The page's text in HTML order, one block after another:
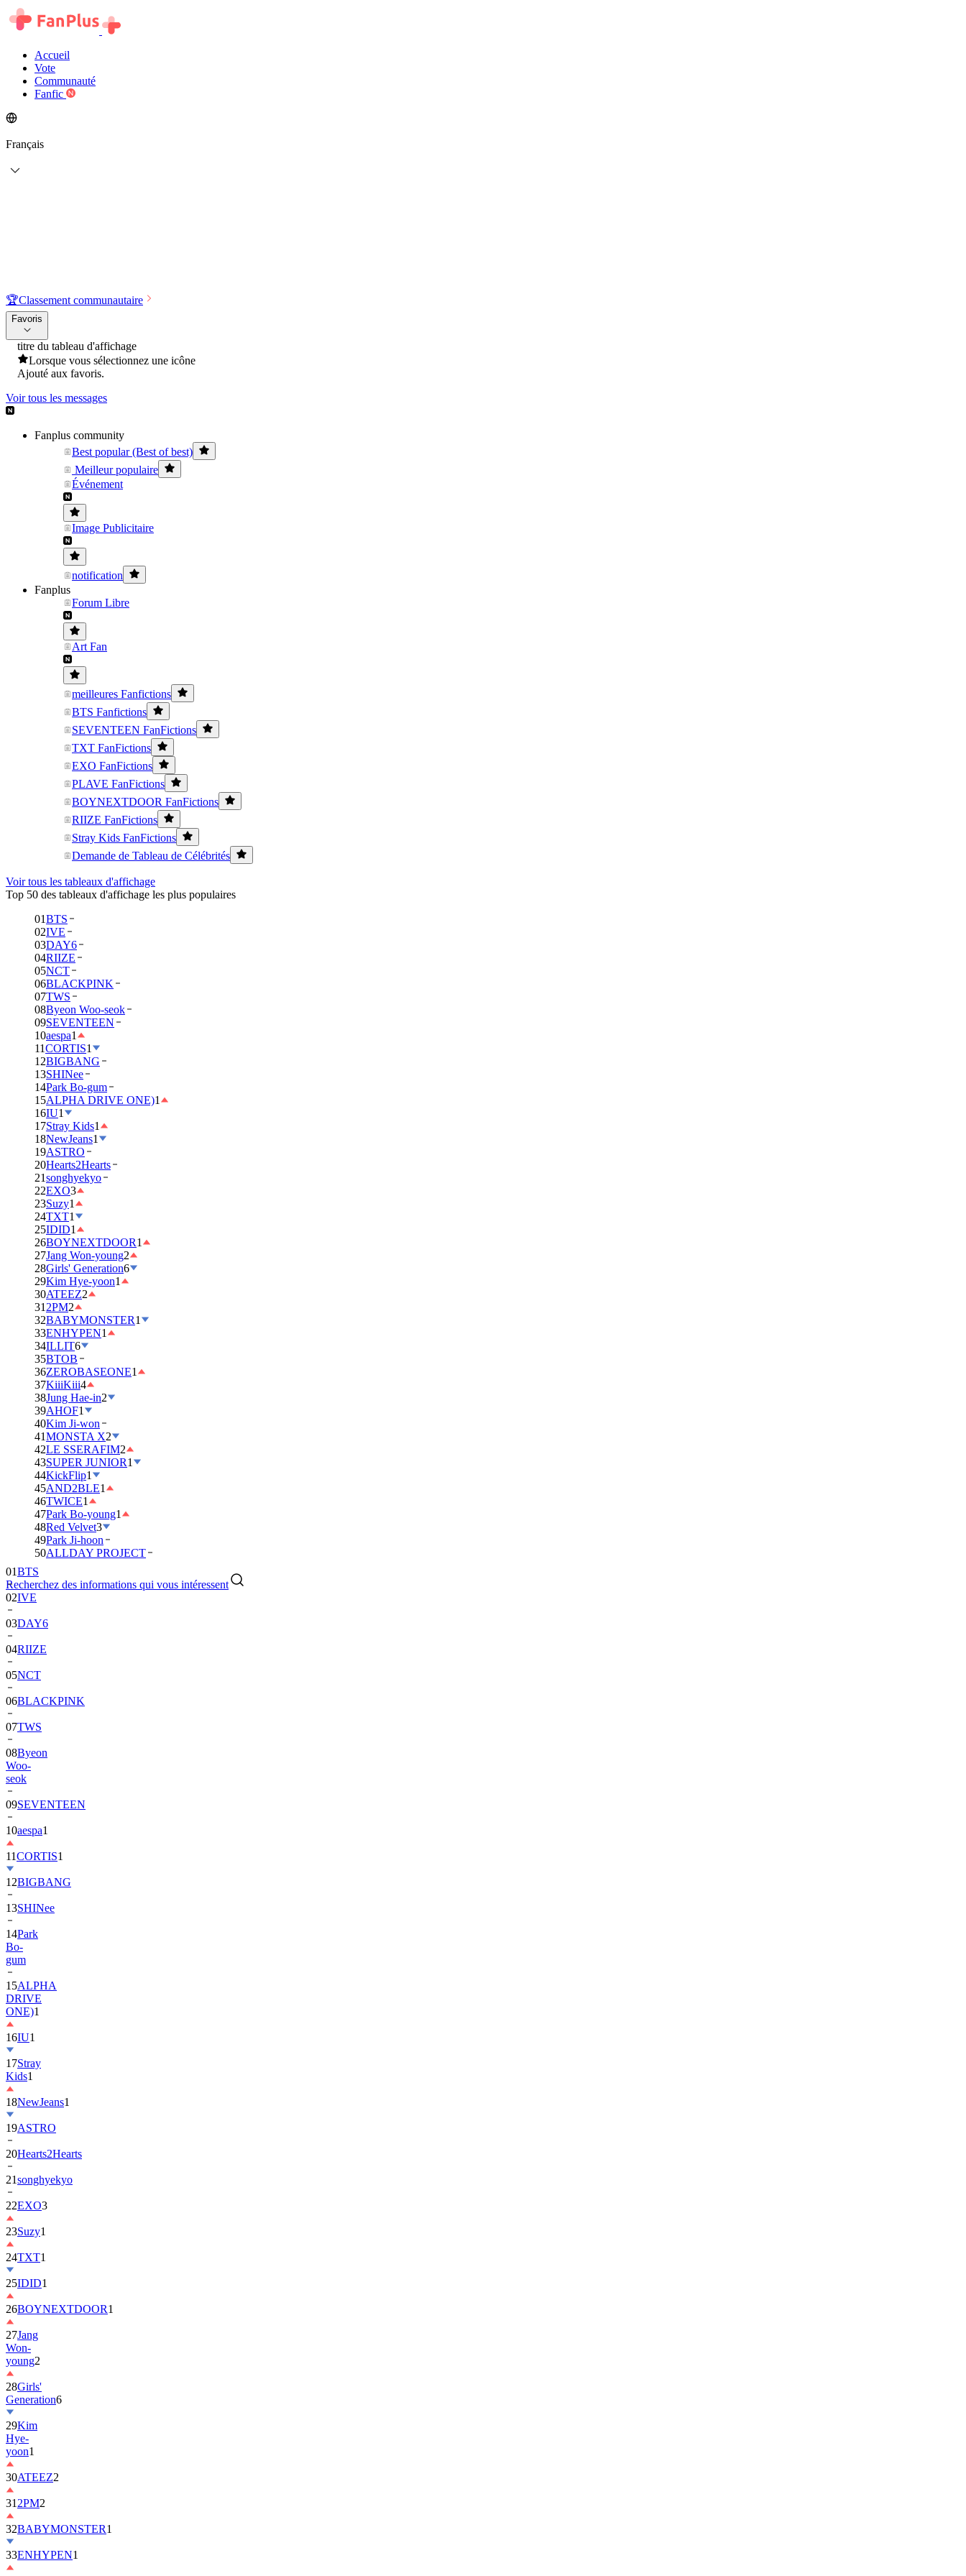
Accueil
Vote
Communauté
Fanfic
Français
🏆Classement communautaire
Favoris
titre du tableau d'affichage
Lorsque vous sélectionnez une icône
Ajouté aux favoris.
Voir tous les messages
Fanplus community
Best popular (Best of best)
Meilleur populaire
Événement
Image Publicitaire
notification
Fanplus
Forum Libre
Art Fan
meilleures Fanfictions
BTS Fanfictions
SEVENTEEN FanFictions
TXT FanFictions
EXO FanFictions
PLAVE FanFictions
BOYNEXTDOOR FanFictions
RIIZE FanFictions
Stray Kids FanFictions
Demande de Tableau de Célébrités
Voir tous les tableaux d'affichage
Top 50 des tableaux d'affichage les plus populaires
01BTS
02IVE
03DAY6
04RIIZE
05NCT
06BLACKPINK
07TWS
08Byeon Woo-seok
09SEVENTEEN
10aespa1
11CORTIS1
12BIGBANG
13SHINee
14Park Bo-gum
15ALPHA DRIVE ONE)1
16IU1
17Stray Kids1
18NewJeans1
19ASTRO
20Hearts2Hearts
21songhyekyo
22EXO3
23Suzy1
24TXT1
25IDID1
26BOYNEXTDOOR1
27Jang Won-young2
28Girls' Generation6
29Kim Hye-yoon1
30ATEEZ2
31 2PM2
32BABYMONSTER1
33ENHYPEN1
34ILLIT6
35BTOB
36ZEROBASEONE1
37KiiiKiii4
38Jung Hae-in2
39AHOF1
40Kim Ji-won
41MONSTA X2
42LE SSERAFIM2
43SUPER JUNIOR1
44KickFlip1
45AND2BLE1
46TWICE1
47Park Bo-young1
48Red Velvet3
49Park Ji-hoon
50ALLDAY PROJECT
Recherchez des informations qui vous intéressent
01BTS
02IVE
03DAY6
04RIIZE
05NCT
06BLACKPINK
07TWS
08Byeon
Woo-
seok
09SEVENTEEN
10aespa1
11CORTIS1
12BIGBANG
13SHINee
14Park
Bo-
gum
15ALPHA
DRIVE
ONE)1
16IU1
17Stray
Kids1
18NewJeans1
19ASTRO
20Hearts2Hearts
21songhyekyo
22EXO3
23Suzy1
24TXT1
25IDID1
26BOYNEXTDOOR1
27Jang
Won-
young2
28Girls'
Generation6
29Kim
Hye-
yoon1
30ATEEZ2
31 2PM2
32BABYMONSTER1
33ENHYPEN1